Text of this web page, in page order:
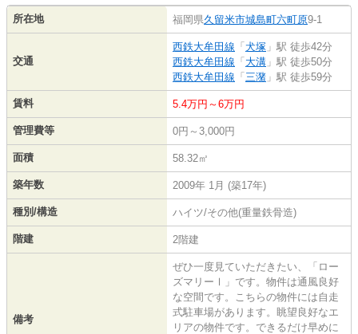
所在地 福岡県久留米市城島町六町原9-1
交通
西鉄大牟田線 「 犬塚 」駅 徒歩42分
西鉄大牟田線 「 大溝 」駅 徒歩50分
西鉄大牟田線 「 三潴 」駅 徒歩59分
賃料 5.4万円～6万円
管理費等 0円～3,000円
面積 58.32㎡
築年数 2009年 1月 (築17年)
種別/構造 ハイツ/その他(重量鉄骨造)
階建 2階建
備考
ぜひ一度見ていただきたい、「ロー
ズマリーⅠ」です。物件は通風良好
な空間です。こちらの物件には自走
式駐車場があります。眺望良好なエ
リアの物件です。できるだけ早めに